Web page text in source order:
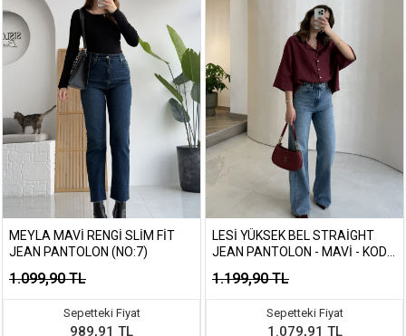
MEYLA MAVI RENGI SLIM FIT
JEAN PANTOLON (NO:7)
1.099,90 TL
Sepetteki Fiyat
989,91 TL
LESI YÜKSEK BEL STRAIGHT
JEAN PANTOLON - MAVI - KOD:
1.199,90 TL
Sepetteki Fiyat
1.079,91 TL